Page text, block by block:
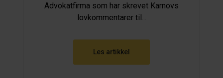
Advokatfirma som har skrevet Karnovs
lovkommentarer til...
Les artikkel